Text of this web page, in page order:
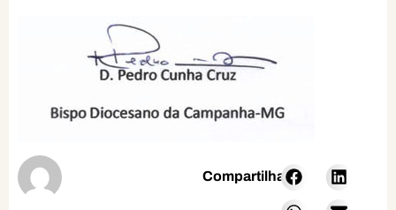
Compartilhar: